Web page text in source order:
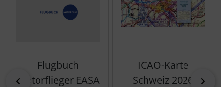
zurück
Flugbuch
Motorflieger EASA
ICAO-Karte
Schweiz 2026